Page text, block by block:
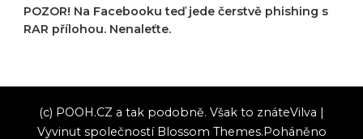
POZOR! Na Facebooku teď jede čerstvě phishing s
RAR přílohou. Nenaleťte.
(c) POOH.CZ a tak podobně. Však to znáteVilva |
Vyvinut společností Blossom Themes.Poháněno